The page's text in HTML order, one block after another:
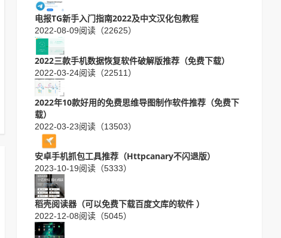
电报TG新手入门指南2022及中文汉化包教程
2022-08-09阅读（22625）
2022三款手机数据恢复软件破解版推荐（免费下载）
2022-03-24阅读（22511）
2022年10款好用的免费思维导图制作软件推荐（免费下
载）
2022-03-23阅读（13503）
安卓手机抓包工具推荐（Httpcanary不闪退版）
2023-10-19阅读（5333）
稻壳阅读器（可以免费下载百度文库的软件 ）
2022-12-08阅读（5045）